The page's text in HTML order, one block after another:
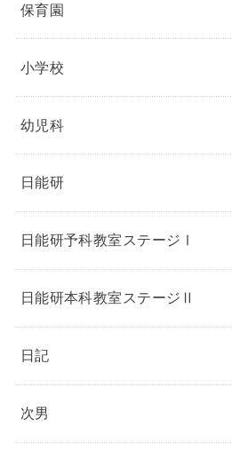
保育園
小学校
幼児科
日能研
日能研予科教室ステージⅠ
日能研本科教室ステージⅡ
日記
次男